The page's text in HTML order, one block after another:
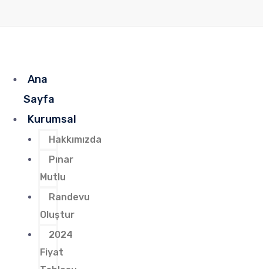
Ana
Sayfa
Kurumsal
Hakkımızda
Pınar
Mutlu
Randevu
Oluştur
2024
Fiyat